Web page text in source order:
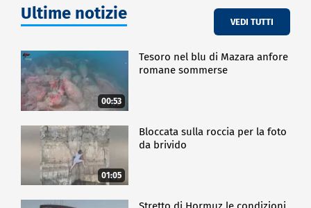
Ultime notizie VEDI TUTTI
00:53
Tesoro nel blu di Mazara anfore
romane sommerse
01:05
Bloccata sulla roccia per la foto
da brivido